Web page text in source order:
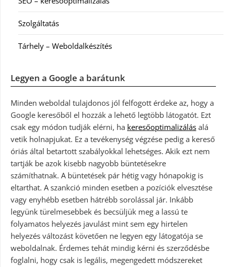
Szolgáltatás
Tárhely – Weboldalkészítés
Legyen a Google a barátunk
Minden weboldal tulajdonos jól felfogott érdeke az, hogy a
Google keresőből el hozzák a lehető legtöbb látogatót. Ezt
csak egy módon tudják elérni, ha keresőoptimalizálás alá
vetik holnapjukat. Ez a tevékenység végzése pedig a kereső
óriás által betartott szabályokkal lehetséges. Akik ezt nem
tartják be azok kisebb nagyobb büntetésekre
számíthatnak. A büntetések pár hétig vagy hónapokig is
eltarthat. A szankció minden esetben a pozíciók elvesztése
vagy enyhébb esetben hátrébb sorolással jár. Inkább
legyünk türelmesebbek és becsüljük meg a lassú te
folyamatos helyezés javulást mint sem egy hirtelen
helyezés változást követően ne legyen egy látogatója se
weboldalnak. Érdemes tehát mindig kérni és szerződésbe
foglalni, hogy csak is legális, megengedett módszereket